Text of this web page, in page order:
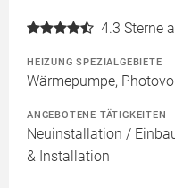
4.3 Sterne
HEIZUNG SPEZIALGEBIETE
Wärmepumpe,
ANGEBOTENE TÄTIGKEITEN
Neuinstallation /
& Installation